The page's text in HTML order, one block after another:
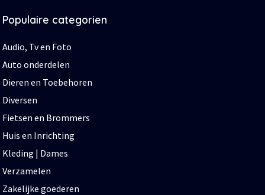
Populaire categorien
Audio, Tv en Foto
Auto onderdelen
Dieren en Toebehoren
Diversen
Fietsen en Brommers
Huis en Inrichting
Kleding | Dames
Verzamelen
Zakelijke goederen